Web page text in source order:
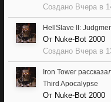
Создано Вчера в
HellSlave II:
От Nuke-Bot 2000
Создано Вчера в
Iron Tower
Third Apocalypse
От Nuke-Bot 2000